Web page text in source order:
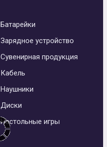
Батарейки
Зарядное устройство
Сувенирная продукция
Кабель
Наушники
Диски
Настольные игры